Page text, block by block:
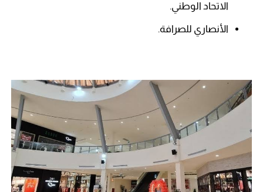
الاتحاد الوطني.
الأنصاري للصرافة.